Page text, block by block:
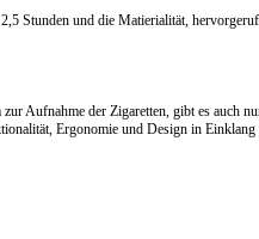
und die Matierialität,
Aufnahme der Zigaretten, gibt es auch
Ergonomie und Design in Einklang